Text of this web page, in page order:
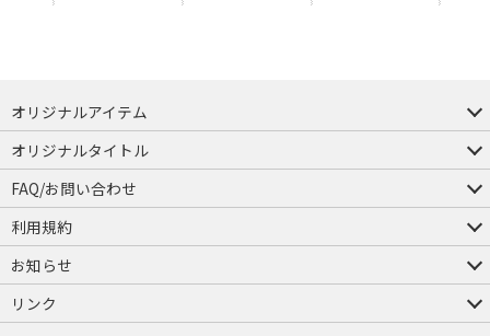
オリジナルアイテム
つままれ
つかまれ
ピョコッテ
オリジナルタイトル
アイテムヤ
ミスカトニック大學購買部
FAQ/お問い合わせ
FAQ
お問い合わせ
利用規約
会員規約・ポイント規約
特定商取引法に関する表示
プライバシーポリシー
お知らせ
店舗情報
採用情報
発売日変更のお知らせ
販売代理店・取扱店募集
海外のご案内（English）
リンク